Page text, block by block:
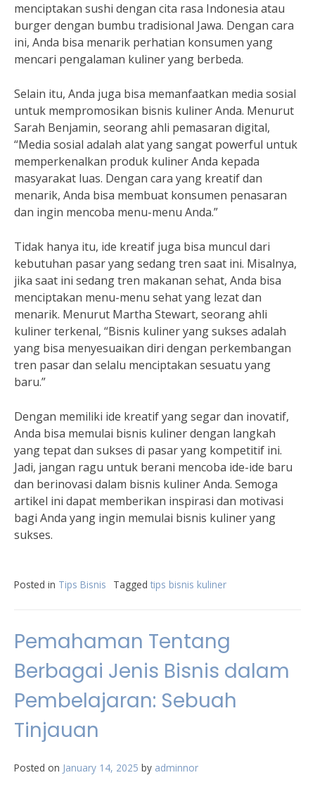
menciptakan sushi dengan cita rasa Indonesia atau
burger dengan bumbu tradisional Jawa. Dengan cara
ini, Anda bisa menarik perhatian konsumen yang
mencari pengalaman kuliner yang berbeda.
Selain itu, Anda juga bisa memanfaatkan media sosial
untuk mempromosikan bisnis kuliner Anda. Menurut
Sarah Benjamin, seorang ahli pemasaran digital,
“Media sosial adalah alat yang sangat powerful untuk
memperkenalkan produk kuliner Anda kepada
masyarakat luas. Dengan cara yang kreatif dan
menarik, Anda bisa membuat konsumen penasaran
dan ingin mencoba menu-menu Anda.”
Tidak hanya itu, ide kreatif juga bisa muncul dari
kebutuhan pasar yang sedang tren saat ini. Misalnya,
jika saat ini sedang tren makanan sehat, Anda bisa
menciptakan menu-menu sehat yang lezat dan
menarik. Menurut Martha Stewart, seorang ahli
kuliner terkenal, “Bisnis kuliner yang sukses adalah
yang bisa menyesuaikan diri dengan perkembangan
tren pasar dan selalu menciptakan sesuatu yang
baru.”
Dengan memiliki ide kreatif yang segar dan inovatif,
Anda bisa memulai bisnis kuliner dengan langkah
yang tepat dan sukses di pasar yang kompetitif ini.
Jadi, jangan ragu untuk berani mencoba ide-ide baru
dan berinovasi dalam bisnis kuliner Anda. Semoga
artikel ini dapat memberikan inspirasi dan motivasi
bagi Anda yang ingin memulai bisnis kuliner yang
sukses.
Posted in Tips Bisnis Tagged tips bisnis kuliner
Pemahaman Tentang
Berbagai Jenis Bisnis dalam
Pembelajaran: Sebuah
Tinjauan
Posted on January 14, 2025 by adminnor